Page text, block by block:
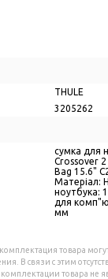
THULE
3205262
сумка для
Crossover
Bag 15.6"
Матеріал:
ноутбука:
для
мм
товара
В связи с этим
товара не